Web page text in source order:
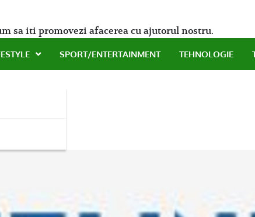
sa iti promovezi afacerea cu ajutorul nostru.
SPORT/ENTERTAINMENT TEHNOLOGIE